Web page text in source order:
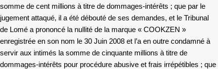
somme de cent millions à titre de dommages-intérêts ; que par le
jugement attaqué, il a été débouté de ses demandes, et le Tribunal
de Lomé a prononcé la nullité de la marque « COOKZEN »
enregistrée en son nom le 30 Juin 2008 et l’a en outre condamné à
servir aux intimés la somme de cinquante millions à titre de
dommages-intérêts pour procédure abusive et frais irrépétibles ; que